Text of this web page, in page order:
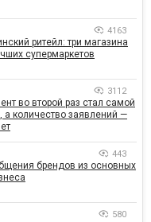
4163
ритейл: три магазина
супермаркетов
3112
во второй раз стал самой
а количество заявлений —
443
брендов из основных
580